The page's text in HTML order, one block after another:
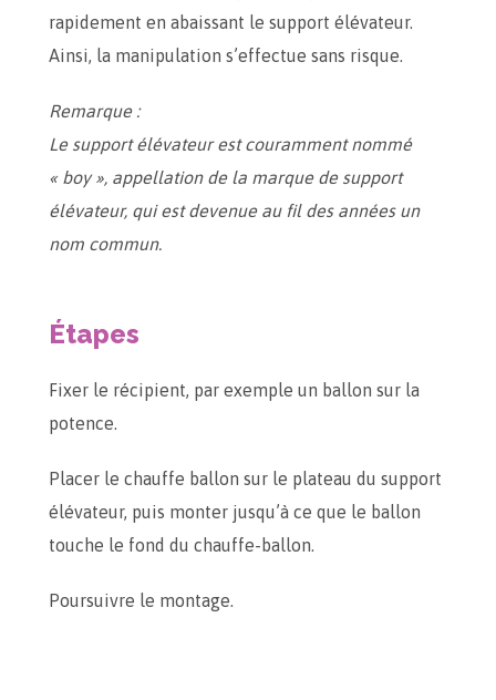
rapidement en abaissant le support élévateur.
Ainsi, la manipulation s’effectue sans risque.
Remarque :
Le support élévateur est couramment nommé
« boy », appellation de la marque de support
élévateur, qui est devenue au fil des années un
nom commun.
Étapes
Fixer le récipient, par exemple un ballon sur la
potence.
Placer le chauffe ballon sur le plateau du support
élévateur, puis monter jusqu’à ce que le ballon
touche le fond du chauffe-ballon.
Poursuivre le montage.